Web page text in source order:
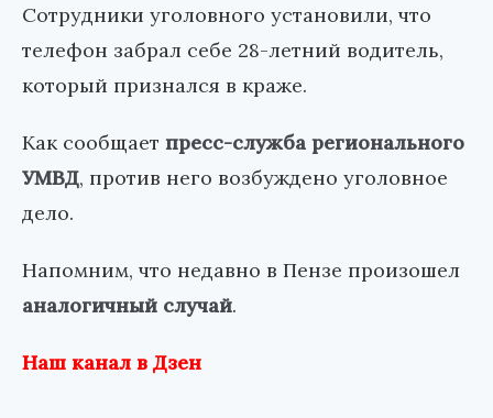
Сотрудники уголовного установили, что
телефон забрал себе 28-летний водитель,
который признался в краже.
Как сообщает пресс-служба регионального
УМВД, против него возбуждено уголовное
дело.
Напомним, что недавно в Пензе произошел
аналогичный случай.
Наш канал в Дзен